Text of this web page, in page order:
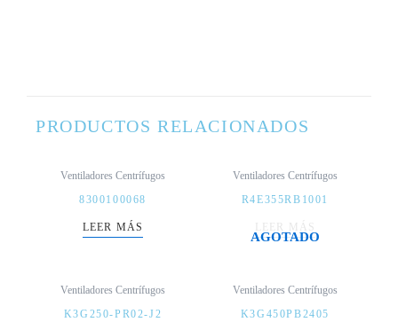
PRODUCTOS RELACIONADOS
Ventiladores Centrífugos
8300100068
LEER MÁS
Ventiladores Centrífugos
R4E355RB1001
LEER MÁS
Ventiladores Centrífugos
K3G250-PR02-J2
AGOTADO
Ventiladores Centrífugos
K3G450PB2405